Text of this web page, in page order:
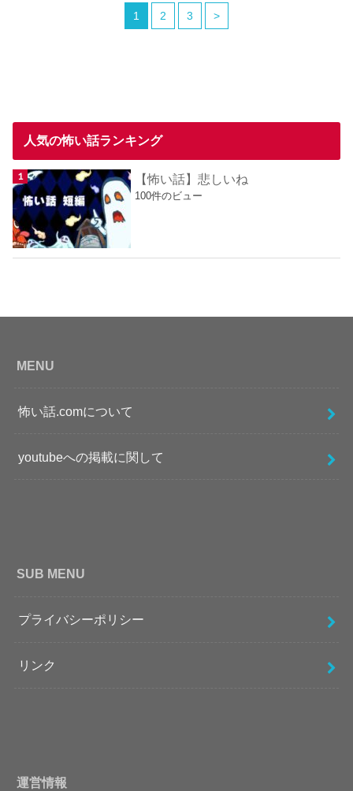
1 2 3 >
人気の怖い話ランキング
【怖い話】悲しいね
100件のビュー
MENU
怖い話.comについて
youtubeへの掲載に関して
SUB MENU
プライバシーポリシー
リンク
運営情報